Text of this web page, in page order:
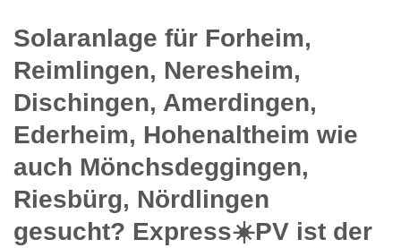
Solaranlage für Forheim,
Reimlingen, Neresheim,
Dischingen, Amerdingen,
Ederheim, Hohenaltheim wie
auch Mönchsdeggingen,
Riesbürg, Nördlingen
gesucht? Express☀️PV️ ist der